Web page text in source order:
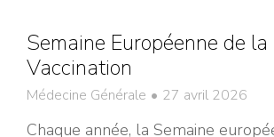
Semaine Européenne de la
Vaccination
Médecine Générale 27 avril 2026
Chaque année, la Semaine